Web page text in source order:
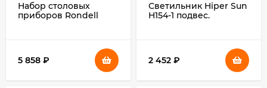
Набор столовых
приборов Rondell
5 858 ₽
Светильник Hiper Sun
H154-1 подвес.
2 452 ₽